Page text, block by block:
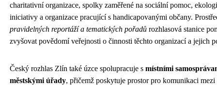
charitativní organizace, spolky zaměřené na sociální pomoc,
iniciativy a organizace pracující s handicapovanými občany.
pravidelných reportáží a tematických pořadů rozhlasová stanice
zvyšovat povědomí veřejnosti o činnosti těchto organizací a jejich
Český rozhlas Zlín také úzce spolupracuje s místními
městskými úřady, přičemž poskytuje prostor pro komunikaci mezi